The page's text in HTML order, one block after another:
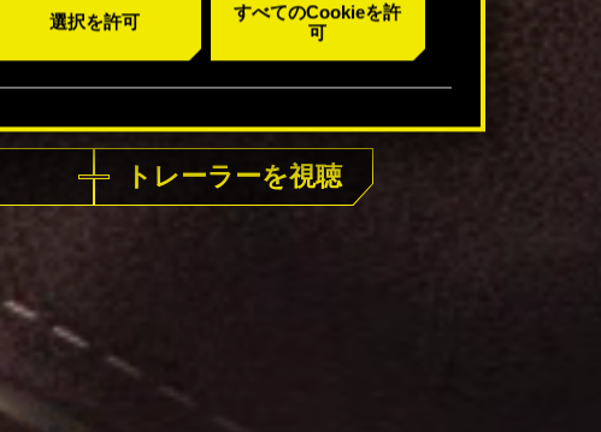
選択を許可
すべてのCookieを許
可
好評発売中
トレーラーを視聴